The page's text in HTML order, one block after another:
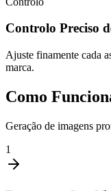
Controlo Preciso
Ajuste finamente cada
marca.
Como
Geração de imagens
1